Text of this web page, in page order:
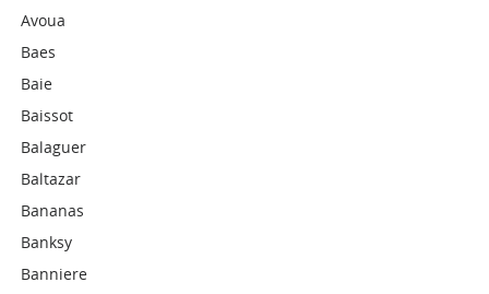
Avoua
Baes
Baie
Baissot
Balaguer
Baltazar
Bananas
Banksy
Banniere